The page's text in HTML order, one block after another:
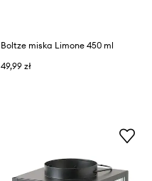
Boltze miska Limone 450 ml
49,99 zł